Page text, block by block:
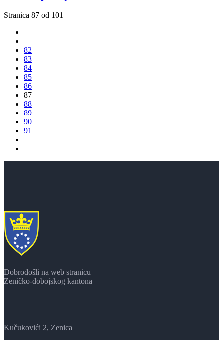
Stranica 87 od 101
82
83
84
85
86
87
88
89
90
91
Dobrodošli na web stranicu
Zeničko-dobojskog kantona
Kučukovići 2, Zenica